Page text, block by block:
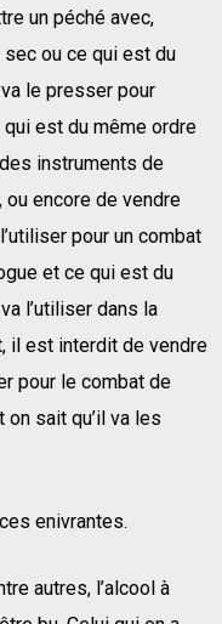
un péché avec,
ou ce qui est du
le presser pour
est du même ordre
instruments de
encore de vendre
pour un combat
et ce qui est du
l’utiliser dans la
il est interdit de vendre
pour le combat de
on sait qu’il va les
enivrantes.
autres, l’alcool à